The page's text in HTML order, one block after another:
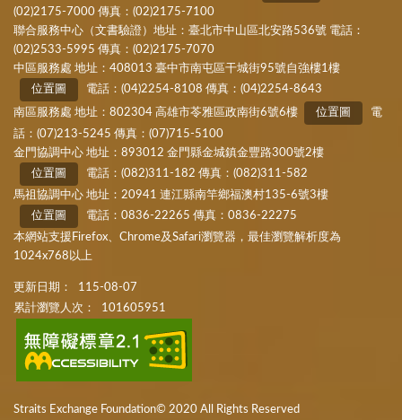
(02)2175-7000 傳真：(02)2175-7100
聯合服務中心（文書驗證）地址：臺北市中山區北安路536號 電話：
(02)2533-5995 傳真：(02)2175-7070
中區服務處 地址：408013 臺中市南屯區干城街95號自強樓1樓
位置圖
電話：(04)2254-8108 傳真：(04)2254-8643
南區服務處 地址：802304 高雄市苓雅區政南街6號6樓
位置圖
電
話：(07)213-5245 傳真：(07)715-5100
金門協調中心 地址：893012 金門縣金城鎮金豐路300號2樓
位置圖
電話：(082)311-182 傳真：(082)311-582
馬祖協調中心 地址：20941 連江縣南竿鄉福澳村135-6號3樓
位置圖
電話：0836-22265 傳真：0836-22275
本網站支援Firefox、Chrome及Safari瀏覽器，最佳瀏覽解析度為
1024x768以上
更新日期：
115-08-07
累計瀏覽人次：
101605951
Straits Exchange Foundation© 2020 All Rights Reserved